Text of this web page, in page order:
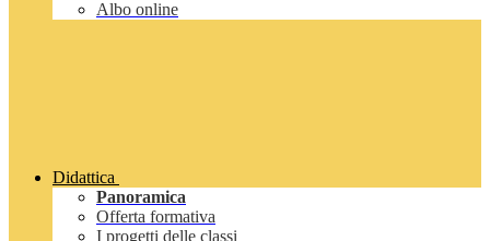
Albo online
Didattica
Panoramica
Offerta formativa
I progetti delle classi